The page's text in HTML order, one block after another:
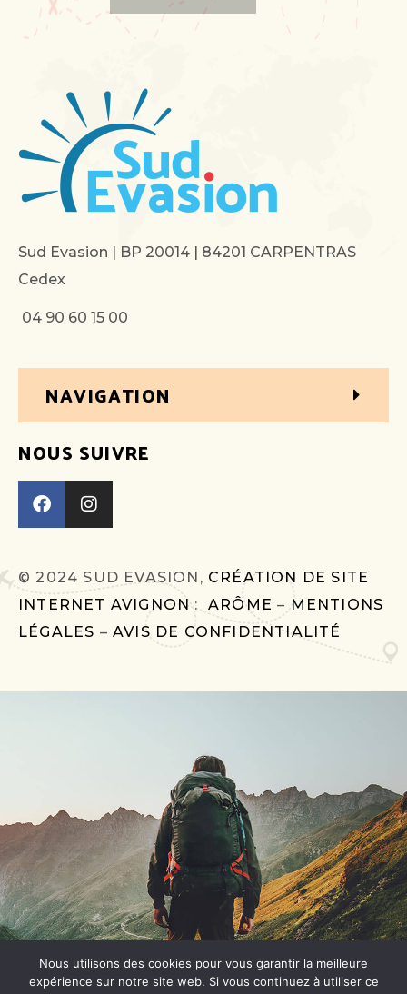
Sud Evasion | BP 20014 | 84201 CARPENTRAS
Cedex
04 90 60 15 00
NAVIGATION
NOUS SUIVRE
© 2024 SUD EVASION, CRÉATION DE SITE
INTERNET AVIGNON:ARÔME –MENTIONS
LÉGALES –AVIS DE CONFIDENTIALITÉ
Nous utilisons des cookies pour vous garantir la meilleure
expérience sur notre site web. Si vous continuez à utiliser ce